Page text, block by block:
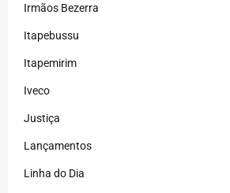
Irmãos Bezerra
Itapebussu
Itapemirim
Iveco
Justiça
Lançamentos
Linha do Dia